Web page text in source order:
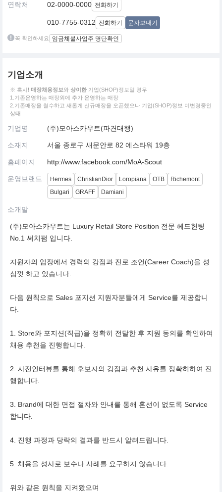
연락처 02-0000-0000 전화하기
010-7755-0312 전화하기 문자보내기
꼭 확인하세요 임금체불사업주 명단확인
기업소개
※ 혹시! 매장채용정보와 상이한 기업(SHOP)정보일 경우
1.기존운영하는 매장외에 추가 운영하는 매장
2.기존매장을 철수하고 새롭게 신규매장을 오픈했으나 기업(SHOP)정보 미변경중인
상태
기업명 (주)모아스카우트(파견대행)
소재지 서울 종로구 새문안로 82 에스타워 19층
홈페이지 http://www.facebook.com/MoA-Scout
운영브랜드 Hermes ChristianDior Loropiana OTB
Richemont
Bulgari
GRAFF Damiani
소개말
(주)모아스카우트는 Luxury Retail Store Position 전문 헤드헌팅
No.1 써치펌 입니다.
지원자의 입장에서 경력의 강점과 진로 조언(Career Coach)을 성
심껏 하고 있습니다.
다음 원칙으로 Sales 포지션 지원자분들에게 Service를 제공합니
다.
1. Store와 포지션(직급)을 정확히 전달한 후 지원 동의를 확인하여
채용 추천을 진행합니다.
2. 사전인터뷰를 통해 후보자의 강점과 추천 사유를 정확히하여 진
행합니다.
3. Brand에 대한 면접 절차와 안내를 통해 혼선이 없도록 Service
합니다.
4. 진행 과정과 당락의 결과를 반드시 알려드립니다.
5. 채용을 성사로 보수나 사례를 요구하지 않습니다.
위와 같은 원칙을 지켜왔으며